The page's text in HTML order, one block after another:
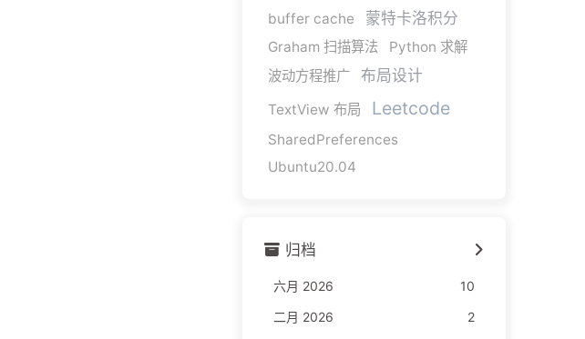
buffer cache
蒙特卡洛积分
Graham 扫描算法
Python 求解
波动方程推广
布局设计
TextView 布局 Leetcode
SharedPreferences
Ubuntu20.04
归档
六月 2026
10
二月 2026
2